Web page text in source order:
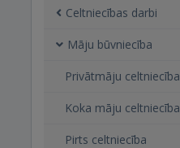
Celtniecības darbi
Māju būvniecība
Privātmāju celtniecība
Koka māju celtniecība
Pirts celtniecība